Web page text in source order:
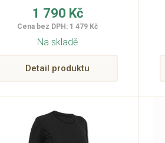
1 790 Kč
Cena bez DPH: 1 479 Kč
Na skladě
Detail produktu